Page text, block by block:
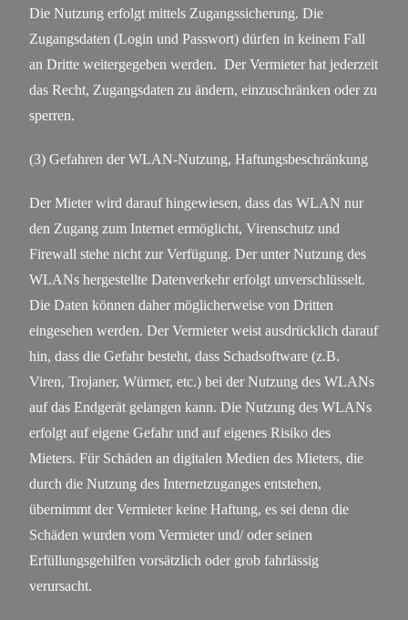
Die Nutzung erfolgt mittels Zugangssicherung. Die
Zugangsdaten (Login und Passwort) dürfen in keinem Fall
an Dritte weitergegeben werden. Der Vermieter hat jederzeit
das Recht, Zugangsdaten zu ändern, einzuschränken oder zu
sperren.
(3) Gefahren der WLAN-Nutzung, Haftungsbeschränkung
Der Mieter wird darauf hingewiesen, dass das WLAN nur
den Zugang zum Internet ermöglicht, Virenschutz und
Firewall stehe nicht zur Verfügung. Der unter Nutzung des
WLANs hergestellte Datenverkehr erfolgt unverschlüsselt.
Die Daten können daher möglicherweise von Dritten
eingesehen werden. Der Vermieter weist ausdrücklich darauf
hin, dass die Gefahr besteht, dass Schadsoftware (z.B.
Viren, Trojaner, Würmer, etc.) bei der Nutzung des WLANs
auf das Endgerät gelangen kann. Die Nutzung des WLANs
erfolgt auf eigene Gefahr und auf eigenes Risiko des
Mieters. Für Schäden an digitalen Medien des Mieters, die
durch die Nutzung des Internetzuganges entstehen,
übernimmt der Vermieter keine Haftung, es sei denn die
Schäden wurden vom Vermieter und/ oder seinen
Erfüllungsgehilfen vorsätzlich oder grob fahrlässig
verursacht.